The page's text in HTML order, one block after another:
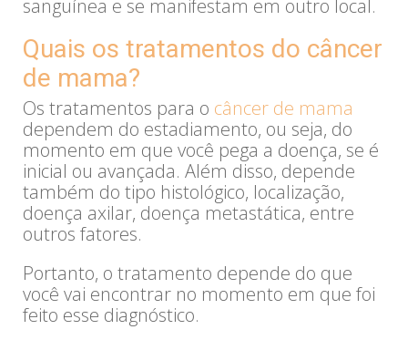
sanguínea e se manifestam em outro local.
Quais os tratamentos do câncer
de mama?
Os tratamentos para o câncer de mama
dependem do estadiamento, ou seja, do
momento em que você pega a doença, se é
inicial ou avançada. Além disso, depende
também do tipo histológico, localização,
doença axilar, doença metastática, entre
outros fatores.
Portanto, o tratamento depende do que
você vai encontrar no momento em que foi
feito esse diagnóstico.